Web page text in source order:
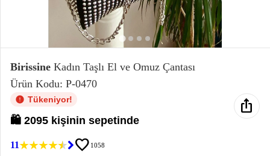
Birissine Kadın Taşlı El ve Omuz Çantası
Ürün Kodu: P-0470
Tükeniyor!
🛍️ 2095 kişinin sepetinde
11 favorite 1058
ios_share